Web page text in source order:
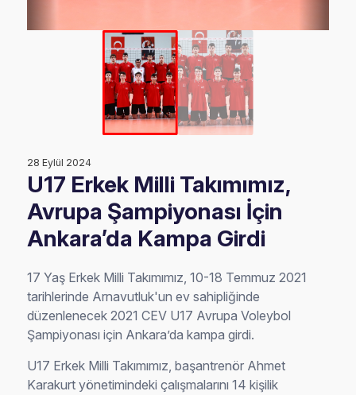
28 Eylül 2024
U17 Erkek Milli Takımımız,
Avrupa Şampiyonası İçin
Ankara’da Kampa Girdi
17 Yaş Erkek Milli Takımımız, 10-18 Temmuz 2021
tarihlerinde Arnavutluk'un ev sahipliğinde
düzenlenecek 2021 CEV U17 Avrupa Voleybol
Şampiyonası için Ankara’da kampa girdi.
U17 Erkek Milli Takımımız, başantrenör Ahmet
Karakurt yönetimindeki çalışmalarını 14 kişilik